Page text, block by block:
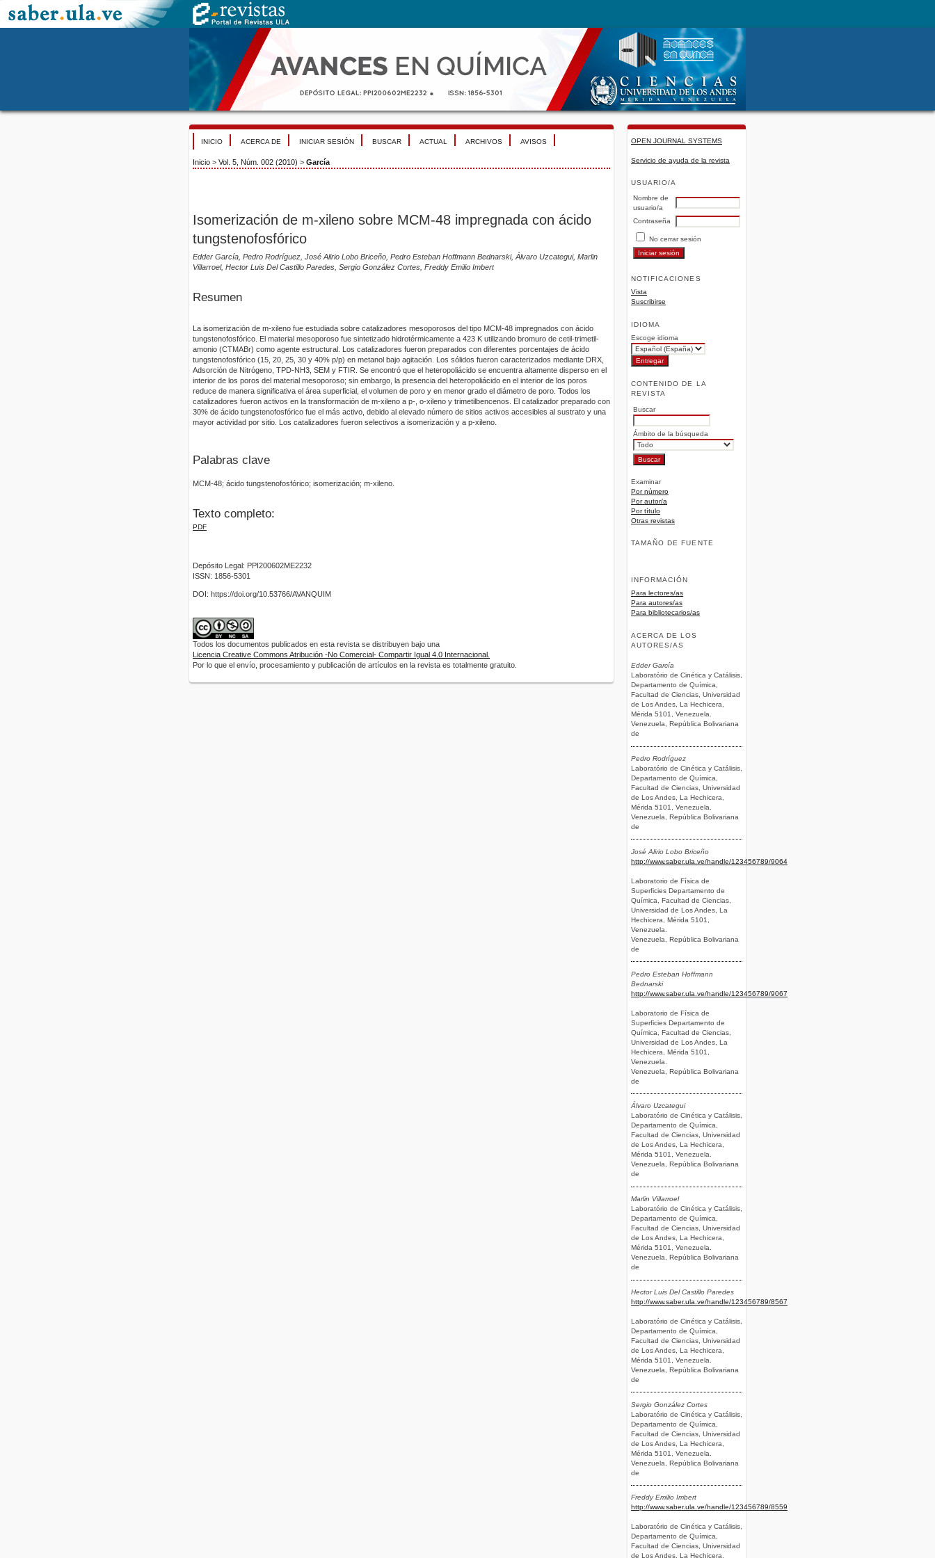
OPEN JOURNAL SYSTEMS
Servicio de ayuda de la revista
USUARIO/A
Nombre de
usuario/a
Contraseña
No cerrar sesión
NOTIFICACIONES
Vista
Suscribirse
IDIOMA
Escoge idioma
CONTENIDO DE LA
REVISTA
Buscar
Ámbito de la búsqueda
Examinar
Por número
Por autor/a
Por título
Otras revistas
TAMAÑO DE FUENTE
INFORMACIÓN
Para lectores/as
Para autores/as
Para bibliotecarios/as
ACERCA DE LOS
AUTORES/AS
Edder García
Laboratório de Cinética y Catálisis,
Departamento de Química,
Facultad de Ciencias, Universidad
de Los Andes, La Hechicera,
Mérida 5101, Venezuela.
Venezuela, República Bolivariana
de
Pedro Rodríguez
Laboratório de Cinética y Catálisis,
Departamento de Química,
Facultad de Ciencias, Universidad
de Los Andes, La Hechicera,
Mérida 5101, Venezuela.
Venezuela, República Bolivariana
de
José Alirio Lobo Briceño
http://www.saber.ula.ve/handle/123456789/9064
Laboratorio de Física de
Superficies Departamento de
Química, Facultad de Ciencias,
Universidad de Los Andes, La
Hechicera, Mérida 5101,
Venezuela.
Venezuela, República Bolivariana
de
Pedro Esteban Hoffmann
Bednarski
http://www.saber.ula.ve/handle/123456789/9067
Laboratorio de Física de
Superficies Departamento de
Química, Facultad de Ciencias,
Universidad de Los Andes, La
Hechicera, Mérida 5101,
Venezuela.
Venezuela, República Bolivariana
de
Álvaro Uzcategui
Laboratório de Cinética y Catálisis,
Departamento de Química,
Facultad de Ciencias, Universidad
de Los Andes, La Hechicera,
Mérida 5101, Venezuela.
Venezuela, República Bolivariana
de
Marlin Villarroel
Laboratório de Cinética y Catálisis,
Departamento de Química,
Facultad de Ciencias, Universidad
de Los Andes, La Hechicera,
Mérida 5101, Venezuela.
Venezuela, República Bolivariana
de
Hector Luis Del Castillo Paredes
http://www.saber.ula.ve/handle/123456789/8567
Laboratório de Cinética y Catálisis,
Departamento de Química,
Facultad de Ciencias, Universidad
de Los Andes, La Hechicera,
Mérida 5101, Venezuela.
Venezuela, República Bolivariana
de
Sergio González Cortes
Laboratório de Cinética y Catálisis,
Departamento de Química,
Facultad de Ciencias, Universidad
de Los Andes, La Hechicera,
Mérida 5101, Venezuela.
Venezuela, República Bolivariana
de
Freddy Emilio Imbert
http://www.saber.ula.ve/handle/123456789/8559
Laboratório de Cinética y Catálisis,
Departamento de Química,
Facultad de Ciencias, Universidad
de Los Andes, La Hechicera,
INICIO ACERCA DE INICIAR SESIÓN BUSCAR ACTUAL ARCHIVOS AVISOS
Inicio > Vol. 5, Núm. 002 (2010) > García
Isomerización de m-xileno sobre MCM-48 impregnada con ácido
tungstenofosfórico
Edder García, Pedro Rodríguez, José Alirio Lobo Briceño, Pedro Esteban Hoffmann Bednarski, Álvaro Uzcategui, Marlin
Villarroel, Hector Luis Del Castillo Paredes, Sergio González Cortes, Freddy Emilio Imbert
Resumen
La isomerización de m-xileno fue estudiada sobre catalizadores mesoporosos del tipo MCM-48 impregnados con ácido
tungstenofosfórico. El material mesoporoso fue sintetizado hidrotérmicamente a 423 K utilizando bromuro de cetil-trimetil-
amonio (CTMABr) como agente estructural. Los catalizadores fueron preparados con diferentes porcentajes de ácido
tungstenofosfórico (15, 20, 25, 30 y 40% p/p) en metanol bajo agitación. Los sólidos fueron caracterizados mediante DRX,
Adsorción de Nitrógeno, TPD-NH3, SEM y FTIR. Se encontró que el heteropoliácido se encuentra altamente disperso en el
interior de los poros del material mesoporoso; sin embargo, la presencia del heteropoliácido en el interior de los poros
reduce de manera significativa el área superficial, el volumen de poro y en menor grado el diámetro de poro. Todos los
catalizadores fueron activos en la transformación de m-xileno a p-, o-xileno y trimetilbencenos. El catalizador preparado con
30% de ácido tungstenofosfórico fue el más activo, debido al elevado número de sitios activos accesibles al sustrato y una
mayor actividad por sitio. Los catalizadores fueron selectivos a isomerización y a p-xileno.
Palabras clave
MCM-48; ácido tungstenofosfórico; isomerización; m-xileno.
Texto completo:
PDF
Depósito Legal: PPI200602ME2232
ISSN: 1856-5301
DOI: https://doi.org/10.53766/AVANQUIM
Todos los documentos publicados en esta revista se distribuyen bajo una
Licencia Creative Commons Atribución -No Comercial- Compartir Igual 4.0 Internacional.
Por lo que el envío, procesamiento y publicación de artículos en la revista es totalmente gratuito.